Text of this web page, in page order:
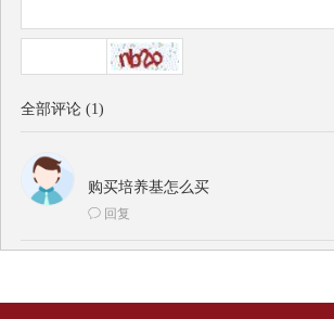
全部评论 (1)
购买培养基怎么买
ꂖ 回复